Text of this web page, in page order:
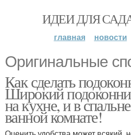
ИДЕИ ДЛЯ
главная новости
Оригинальные
Как сделать
Широкий
на кухне, и в
ванной комнате!